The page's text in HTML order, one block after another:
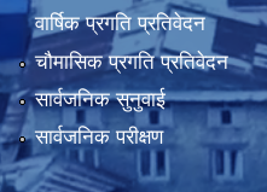
वार्षिक प्रगति प्रतिवेदन
चौमासिक प्रगति प्रतिवेदन
सार्वजनिक सुनुवाई
सार्वजनिक परीक्षण